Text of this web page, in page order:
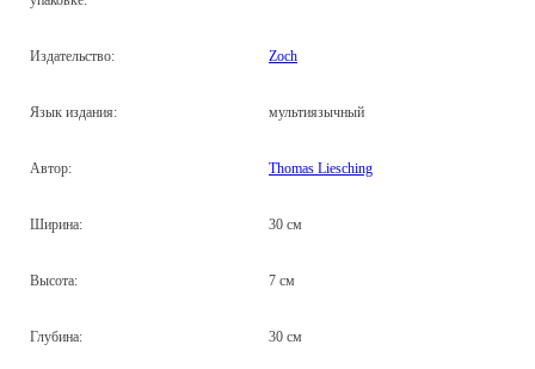
Издательство: Zoch
Язык издания: мультиязычный
Автор: Thomas Liesching
Ширина: 30 см
Высота: 7 см
Глубина: 30 см